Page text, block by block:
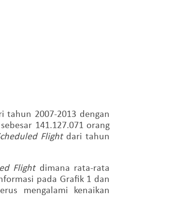
2007-2013 dengan
141.127.071 orang
Flight dari tahun
Flight dimana rata-rata
pada Grafik 1 dan
mengalami kenaikan